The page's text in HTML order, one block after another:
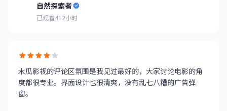
自然探索者
已观看412小时
木瓜影视的评论区氛围是我见过最好的，大家讨论电影的角
度都很专业。界面设计也很清爽，没有乱七八糟的广告弹
窗。